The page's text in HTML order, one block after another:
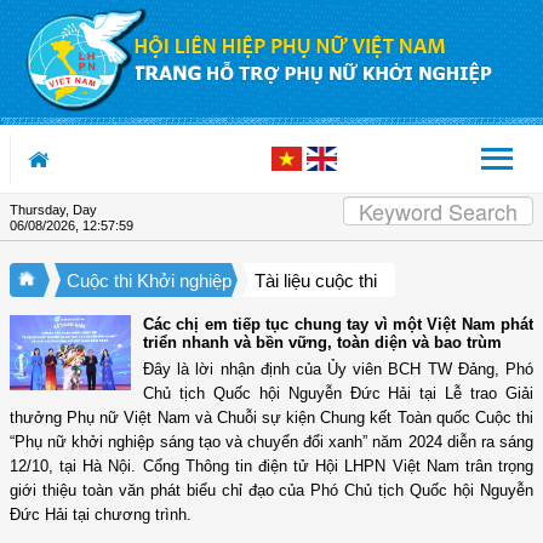
Skip to Content
Thursday, Day
06/08/2026 12:58:00
Cuộc thi Khởi nghiệp Tài liệu cuộc thi
Các chị em tiếp tục chung tay vì một Việt Nam phát
triển nhanh và bền vững, toàn diện và bao trùm
Đây là lời nhận định của Ủy viên BCH TW Đảng, Phó
Chủ tịch Quốc hội Nguyễn Đức Hải tại Lễ trao Giải
thưởng Phụ nữ Việt Nam và Chuỗi sự kiện Chung kết Toàn quốc Cuộc thi
“Phụ nữ khởi nghiệp sáng tạo và chuyển đổi xanh” năm 2024 diễn ra sáng
12/10, tại Hà Nội. Cổng Thông tin điện tử Hội LHPN Việt Nam trân trọng
giới thiệu toàn văn phát biểu chỉ đạo của Phó Chủ tịch Quốc hội Nguyễn
Đức Hải tại chương trình.